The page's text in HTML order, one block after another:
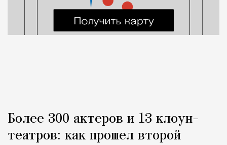
Более 300 актеров и 13 клоун-
театров: как прошел второй